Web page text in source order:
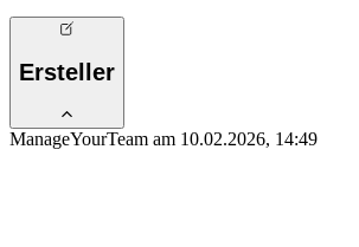
Ersteller
ManageYourTeam am 10.02.2026, 14:49